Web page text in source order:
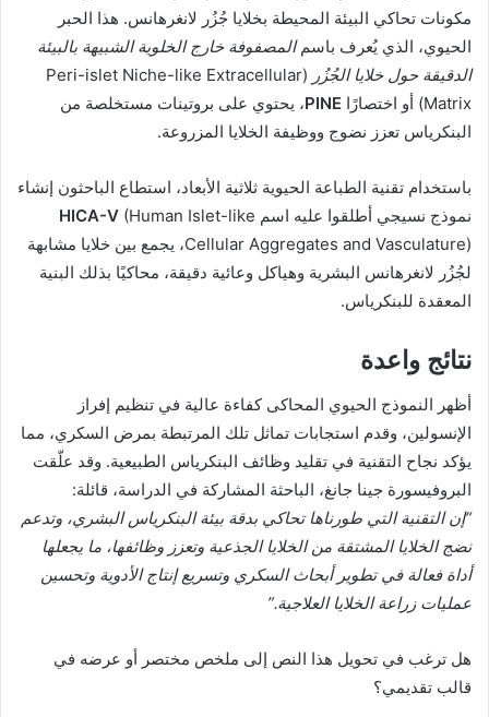
مكونات تحاكي البيئة المحيطة بخلايا جُزُر لانغرهانس. هذا الحبر
الحيوي، الذي يُعرف باسمالمصفوفة خارج الخلوية الشبيهة بالبيئة
الدقيقة حول خلايا الجُزُر
(Peri-islet Niche-like Extracellular
Matrix) أو اختصارًا
PINE، يحتوي على بروتينات مستخلصة من
البنكرياس تعزز نضوج ووظيفة الخلايا المزروعة.
باستخدام تقنية الطباعة الحيوية ثلاثية الأبعاد، استطاع الباحثون إنشاء
نموذج نسيجي أطلقوا عليه اسم
HICA-V (Human Islet-like
Cellular Aggregates and Vasculature)، يجمع بين خلايا مشابهة
لجُزُر لانغرهانس البشرية وهياكل وعائية دقيقة، محاكيًا بذلك البنية
المعقدة للبنكرياس.
نتائج واعدة
أظهر النموذج الحيوي المحاكى كفاءة عالية في تنظيم إفراز
الإنسولين، وقدم استجابات تماثل تلك المرتبطة بمرض السكري، مما
يؤكد نجاح التقنية في تقليد وظائف البنكرياس الطبيعية. وقد علّقت
البروفيسورة جينا جانغ، الباحثة المشاركة في الدراسة، قائلة:
“إن التقنية التي طورناها تحاكي بدقة بيئة البنكرياس البشري، وتدعم
نضج الخلايا المشتقة من الخلايا الجذعية وتعزز وظائفها، ما يجعلها
أداة فعالة في تطوير أبحاث السكري وتسريع إنتاج الأدوية وتحسين
عمليات زراعة الخلايا العلاجية.”
هل ترغب في تحويل هذا النص إلى ملخص مختصر أو عرضه في
قالب تقديمي؟